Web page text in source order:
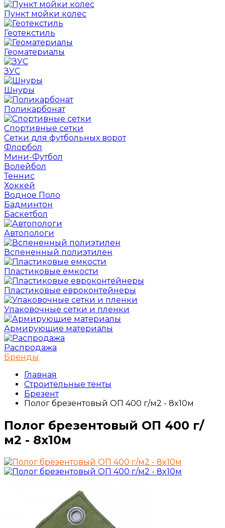
Пункт мойки колес
Геотекстиль
Геоматериалы
ЗУС
Шнуры
Поликарбонат
Спортивные сетки
Сетки для футбольных ворот
Флорбол
Мини-Футбол
Волейбол
Теннис
Хоккей
Водное Поло
Бадминтон
Баскетбол
Автопологи
Вспененный полиэтилен
Пластиковые емкости
Пластиковые евроконтейнеры
Упаковочные сетки и пленки
Армирующие материалы
Распродажа
Бренды
Главная
Строительные тенты
Брезент
Полог брезентовый ОП 400 г/м2 - 8x10м
Полог брезентовый ОП 400 г/
м2 - 8x10м